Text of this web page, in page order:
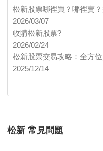
松新股票哪裡買？哪裡賣
2026/03/07
收購松新股票?
2026/02/24
松新股票交易攻略：全方
2025/12/14
松新 常見問題